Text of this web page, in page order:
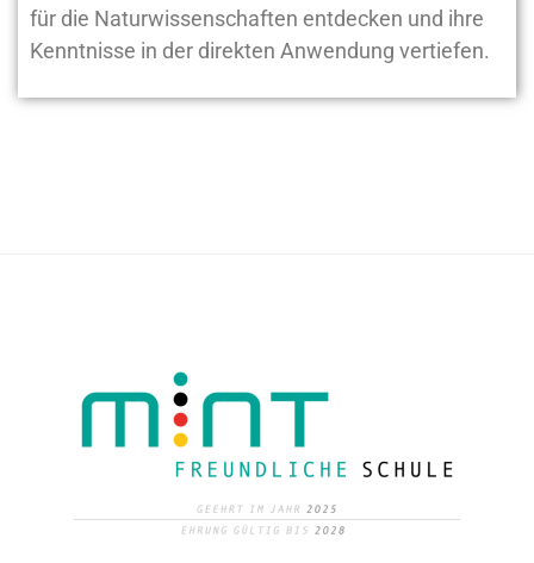
für die Naturwissenschaften entdecken und ihre
Kenntnisse in der direkten Anwendung vertiefen.